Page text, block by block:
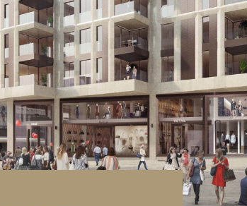
Garage / Parking
Terrain